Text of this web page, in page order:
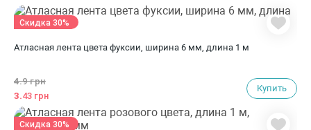
Атласная лента цвета фуксии, ширина 6 мм, длина 1 м
4.9 грн
3.43 грн
Купить
Скидка 30%
Скидка 30%